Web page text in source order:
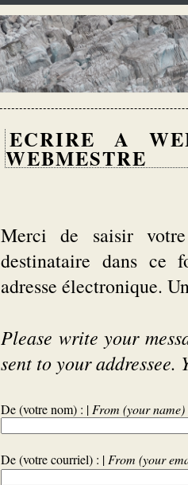
ECRIRE A
WEBMESTRE
Merci de saisir
destinataire dans ce
adresse électronique.
Please write your
sent to your addressee.
De (votre nom) : | From (your name)
De (votre courriel) : | From (your